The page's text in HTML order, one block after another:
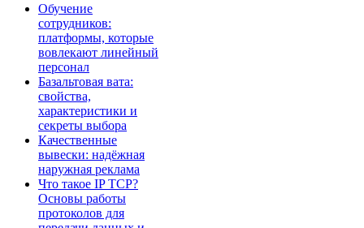
Обучение
сотрудников:
платформы, которые
вовлекают линейный
персонал
Базальтовая вата:
свойства,
характеристики и
секреты выбора
Качественные
вывески: надёжная
наружная реклама
Что такое IP TCP?
Основы работы
протоколов для